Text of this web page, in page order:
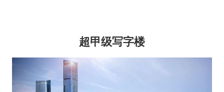
超甲级写字楼